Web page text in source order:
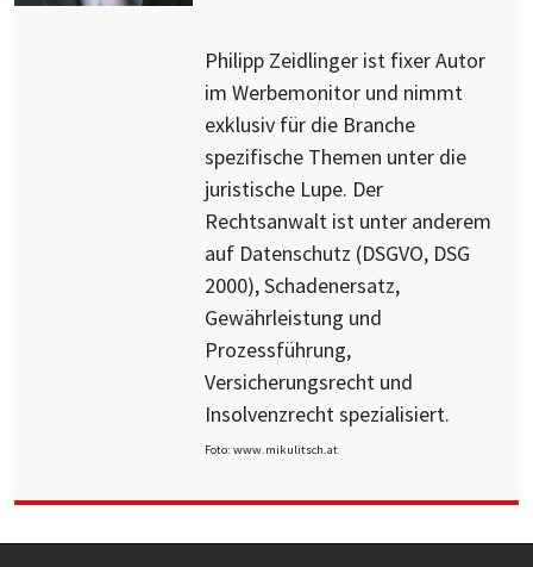
Philipp Zeidlinger ist fixer Autor
im Werbemonitor und nimmt
exklusiv für die Branche
spezifische Themen unter die
juristische Lupe. Der
Rechtsanwalt ist unter anderem
auf Datenschutz (DSGVO, DSG
2000), Schadenersatz,
Gewährleistung und
Prozessführung,
Versicherungsrecht und
Insolvenzrecht spezialisiert.
Foto: www.mikulitsch.at